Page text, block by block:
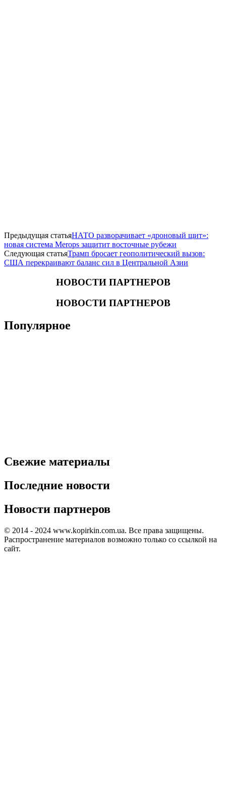
Предыдущая статьяНАТО разворачивает «дроновый щит»:
новая система Merops защитит восточные рубежи
Следующая статьяТрамп бросает геополитический вызов:
США перекраивают баланс сил в Центральной Азии
НОВОСТИ ПАРТНЕРОВ
НОВОСТИ ПАРТНЕРОВ
Популярное
Свежие материалы
Последние новости
Новости партнеров
© 2014 - 2024 www.kopirkin.com.ua. Все права защищены.
Распространение материалов возможно только со ссылкой на
сайт.